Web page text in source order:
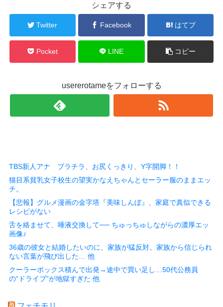
シェアする
Twitter Facebook はてブ
Pocket LINE コピー
usererotameをフォローする
TBS新人アナ ブラチラ、お尻くっきり、Y字開脚！！
猫目系貧乳女子校生の望実かなえちゃんとセーラー服のままエッ
チ。
【悲報】グルメ漫画の金字塔『美味しんぼ』、家庭で真似できる
レシピがない
舌を絡ませて、唾液交換して── ちゅっちゅしながらの濃厚エッ
画像♪
36歳の彼女と結婚したいのに、家族が猛反対。家族から信じられ
ない言葉が飛び出した… 他
クーラーボックス積んで出発→途中で買い足し…50代公務員
の“ドライブ”が地獄すぎた 他